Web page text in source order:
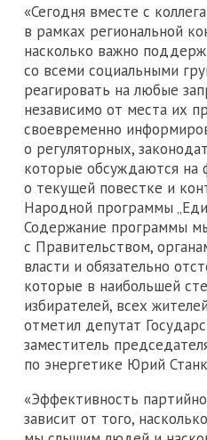
«Сегодня вместе с
в рамках региональной
насколько важно
со всеми социальными
реагировать на любые
независимо от места их
своевременно
о регуляторных,
которые обсуждаются на
о текущей повестке и
Народной программы
Содержание программы
с Правительством,
власти и обязательно
которые в наибольшей
избирателей, всех
отметил депутат
заместитель
по энергетике Юрий
«Эффективность
зависит от того,